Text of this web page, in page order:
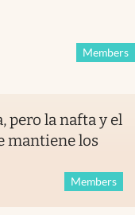
Members
pero la nafta y el
mantiene los
Members